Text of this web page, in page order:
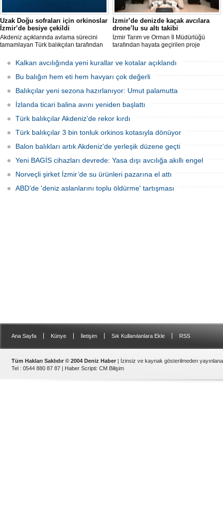
Uzak Doğu sofraları için orkinoslar
İzmir’de besiye çekildi
Akdeniz açıklarında avlama sürecini
tamamlayan Türk balıkçıları tarafından
orkinoslar, Uzak Doğu ülkelerine ihraç
edilmek için özenle bakılıyor.
İzmir’de denizde kaçak avcılara
drone’lu su altı takibi
İzmir Tarım ve Orman İl Müdürlüğü
tarafından hayata geçirilen proje
faaliyetleri anlık olarak tespit edebilen
hava ve su altı dronları sahada aktif
olarak kullanılmaya başlandı.
Kalkan avcılığında yeni kurallar ve kotalar açıklandı
Bu balığın hem eti hem havyarı çok değerli
Balıkçılar yeni sezona hazırlanıyor: Umut palamutta
İzlanda ticari balina avını yeniden başlattı
Türk balıkçılar Akdeniz'de rekor kırdı
Türk balıkçılar 3 bin tonluk orkinos kotasıyla dönüyor
Balon balıkları artık Akdeniz'de yerleşik düzene geçti
Yeni BAGİS cihazları devrede: Yasa dışı avcılığa akıllı engel
Norveçli şirket İzmir’de su ürünleri pazarına el attı
ABD’de 'deniz aslanlarını toplu öldürme' tartışması
Ana Sayfa Künye İletişim Sık Kullanılanlara Ekle RSS
Tüm Hakları Saklıdır © 2004 Deniz Haber | İzinsiz ve kaynak gösterilmeden
Tel : 0544 880 87 87 | Haber Scripti: CM Bilişim